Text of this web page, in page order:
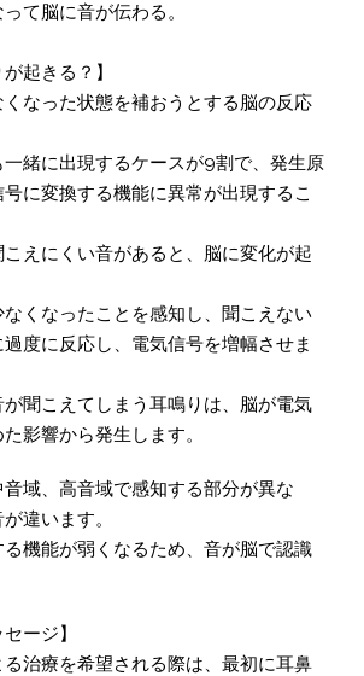
て脳に音が伝わる。
起きる？】
なった状態を補おうとする脳の反応
緒に出現するケースが9割で、発生原
に変換する機能に異常が出現するこ
えにくい音があると、脳に変化が起
くなったことを感知し、聞こえない
度に反応し、電気信号を増幅させま
聞こえてしまう耳鳴りは、脳が電気
影響から発生します。
域、高音域で感知する部分が異な
違います。
機能が弱くなるため、音が脳で認識
ージ】
治療を希望される際は、最初に耳鼻